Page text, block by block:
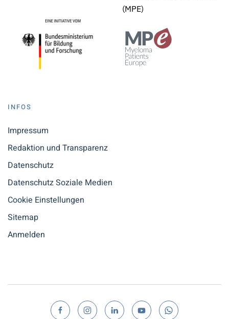
(MPE)
INFOS
Impressum
Redaktion und Transparenz
Datenschutz
Datenschutz Soziale Medien
Cookie Einstellungen
Sitemap
Anmelden